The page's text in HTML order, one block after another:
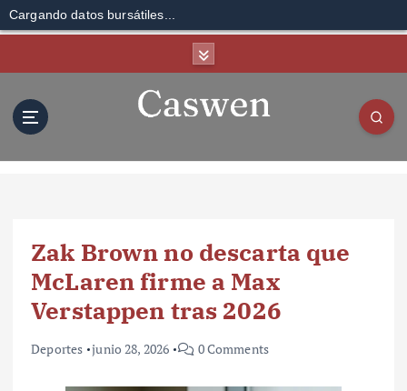
Cargando datos bursátiles...
Zak Brown no descarta que
McLaren firme a Max
Verstappen tras 2026
Deportes junio 28, 2026 0 Comments